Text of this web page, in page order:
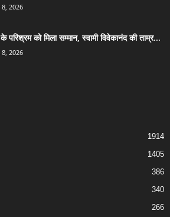
2026
परिश्रम को मिला सम्मान, स्वामी विवेकानंद की ताम्र...
2026
1914
1405
386
340
266